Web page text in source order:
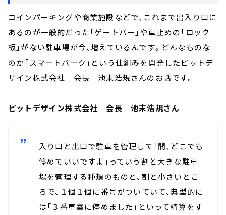
コインパーキングや商業施設などで、これまで出入り口に
あるのが一般的だった「ゲートバー」や車止めの「ロック
板」がない駐車場が今、増えているんです。どんなものな
のか「スマートパーク」という仕組みを開発したピットデ
ザイン株式会社 会長 池末浩規さんのお話です。
ピットデザイン株式会社 会長 池末浩規さん
入り口と出口で駐車を管理して「間、どこでも
停めていいですよ」っていう割と大きな駐車
場を管理する種類のものと、割と小さいとこ
ろで、１個１個に番号がついていて、典型的に
は「３番車室に停めました」といって精算をす